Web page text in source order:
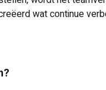
wat continue